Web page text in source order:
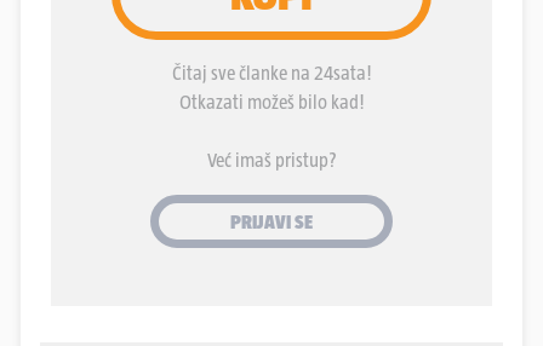
Banskih dvora i Pantovčaka. Predsjednik Milanović
nedavno je Sloveniju nazvao “najboljim hrvatskim
susjedom” i “strateškom saveznicom”,
naglašavajući tako političku i gospodarsku bliskost
premijer Plenković, koji na sastanke Europskog
vijeća u Bruxelles često putuje sa slovenskim
premijerom Robertom Golobom u hrvatskom ili